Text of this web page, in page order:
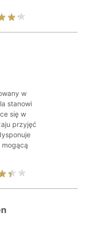
w
stanowi
się w
przyjęć
mogącą